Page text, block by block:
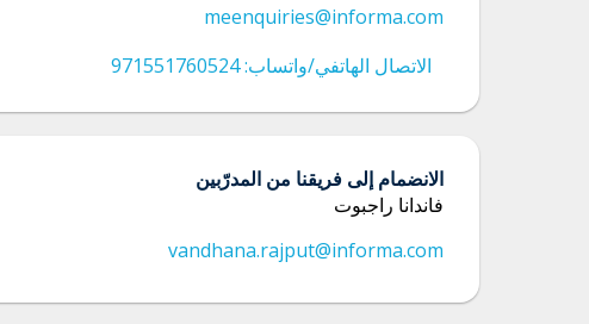
meenquiries@informa.com
الاتصال الهاتفي/واتساب: 971551760524
الانضمام إلى فريقنا من المدرّبين
فاندانا راجبوت
vandhana.rajput@informa.com